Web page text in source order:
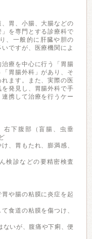
胃、小腸、大腸などの
を専門とする診療科で
、一般的に肝臓や胆の
ですが、医療機関によ
療を中心に行う「胃腸
胃腸外科」があり、そ
ます。また、実際の医
発見し、胃腸外科で手
携して治療を行うケー
右下腹部（盲腸、虫垂
、胃もたれ、膨満感、
検診などの要精密検査
や腸の粘膜に炎症を起
食道の粘膜を傷つけ、
ないが、腹痛や下痢、便